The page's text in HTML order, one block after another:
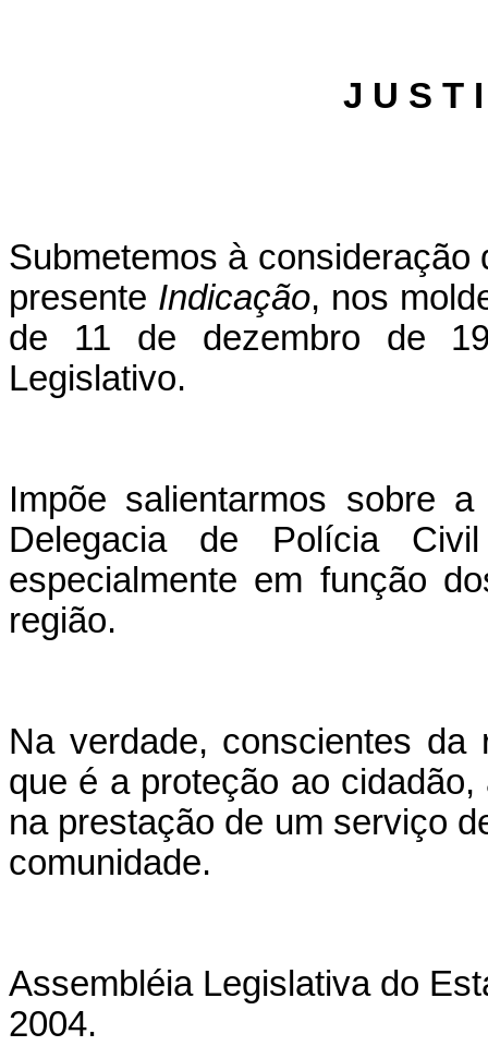
J U S T
Submetemos à
presente Indicação, nos
de 11 de dezembro de
Legislativo.
Impõe salientarmos sobre
Delegacia de Polícia
especialmente em função
região.
Na verdade, conscientes da
que é a proteção ao
na prestação de um serviço
comunidade.
Assembléia Legislativa do
2004.